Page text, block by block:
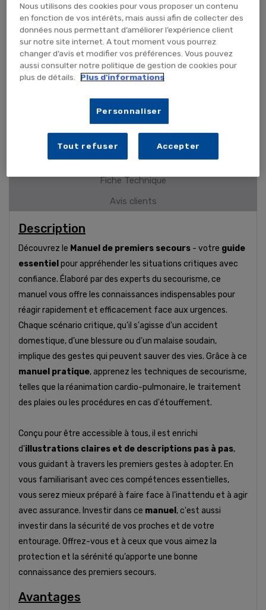
Lecture facile
Explications pas à pas
Utile pour de nombreuses occasions
Détails du produit
Fiche Technique
Avis clients
Description
Découvrez le Manuel de premiers secours - votre guide
essentiel pour appréhender les situations critiques avec
confiance. Élaboré par des experts du secourisme, ce
manuel vous offre les connaissances indispensables pour
réagir rapidement et efficacement face aux urgences.
Chaque scénario critique, qu'il s'agisse d'un accident
domestique, d'une blessure ou d'un malaise soudain,
implique des gestes qui peuvent sauver des vies. Grâce à ce
manuel pratique, apprenez les techniques de secourisme,
telles que la réanimation cardio-pulmonaire, le traitement
des plaies ou les procédures en cas d'étouffement.
Conçu pour être accessible à tous, il est enrichi
d'illustrations claires et de descriptions pas à pas,
vous guidant à travers les premiers gestes à adopter. En
vous familiarisant avec ces compétences essentielles,
vous serez mieux préparé à faire face à l'inattendu et à agir
avec assurance. Investir dans ce manuel , c'est aussi
investir dans la sécurité de vos proches et de votre
entourage. Offrez-vous et à ceux que vous aimez la
protection et la sérénité qu’apporte une bonne
connaissance des premiers secours.
Avantages
Nous utilisons des cookies pour vous proposer un contenu
en fonction de vos intérêts, mais aussi afin de collecter des
données nous permettant d’améliorer l’expérience client
sur notre site internet. A tout moment vous pourrez
changer d’avis et modifier vos préférences. Vous pouvez
aussi consulter notre politique de gestion de cookies pour
plus de détails.
Plus d'informations
Personnaliser
Tout refuser Accepter